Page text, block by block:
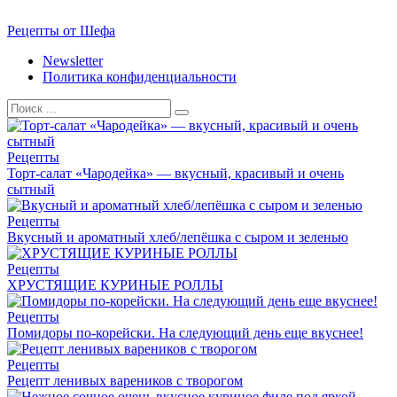
Перейти
контенту
Рецепты от Шефа
Newsletter
Политика конфиденциальности
Search
for:
Рецепты
Торт-салат «Чародейка» — вкусный, красивый и очень
сытный
Рецепты
Вкусный и ароматный хлеб/лепёшка с сыром и зеленью
Рецепты
ХРУСТЯЩИЕ КУРИНЫЕ РОЛЛЫ
Рецепты
Помидоры по-корейски. На следующий день еще вкуснее!
Рецепты
Рецепт ленивых вареников с творогом